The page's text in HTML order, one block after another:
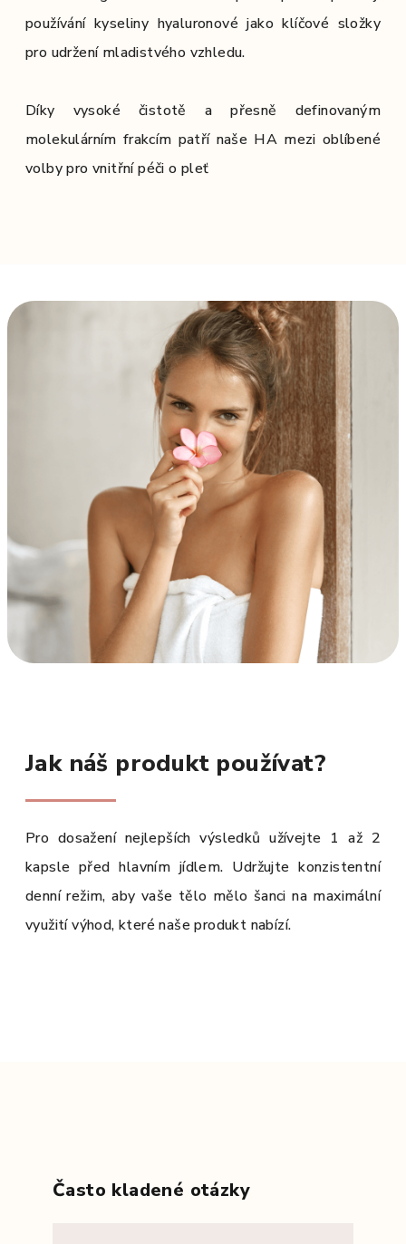
používání kyseliny hyaluronové jako klíčové složky
pro udržení mladistvého vzhledu.
Díky vysoké čistotě a přesně definovaným
molekulárním frakcím patří naše HA mezi oblíbené
volby pro vnitřní péči o pleť
Jak náš produkt používat?
Pro dosažení nejlepších výsledků užívejte 1 až 2
kapsle před hlavním jídlem. Udržujte konzistentní
denní režim, aby vaše tělo mělo šanci na maximální
využití výhod, které naše produkt nabízí.
Často kladené otázky